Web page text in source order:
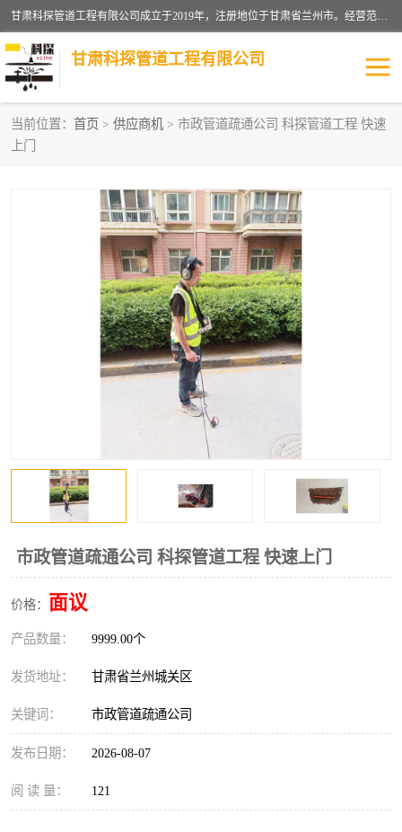
甘肃科探管道工程有限公司成立于2019年，注册地位于甘肃省兰州市。经营范围包括管道安装、清洗、疏通、维修、检测，防水工程，工程钻孔，化粪池清理，暖气安装，给排水管道安装维修，室内外管道如消防、供水、供热管道漏水检测定位，室内外防水堵漏等。
甘肃科探管道工程有限公司
当前位置： 首页 > 供应商机 > 市政管道疏通公司 科探管道工程 快速
上门
市政管道疏通公司 科探管道工程 快速上门
价格： 面议
产品数量： 9999.00个
发货地址： 甘肃省兰州城关区
关键词： 市政管道疏通公司
发布日期： 2026-08-07
阅 读 量： 121
管道安装维修
漏水检查维修 消防管道漏水
供热管道漏水 排水管道漏水
自来水管漏水 管道疏通
高压车疏通清淤